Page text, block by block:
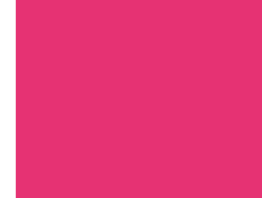
Durch Ihre langjährige
Sie verfügen über langjährige